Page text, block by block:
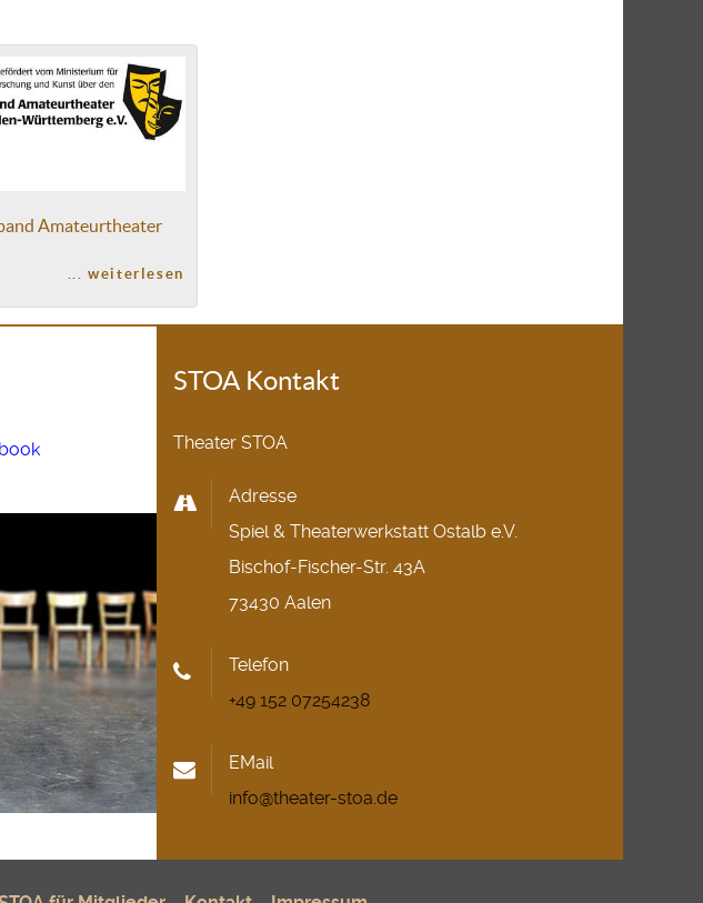
Amateurtheater
... weiterlesen
STOA Kontakt
Theater STOA
Adresse
Spiel & Theaterwerkstatt Ostalb e.V.
Bischof-Fischer-Str. 43A
73430 Aalen
Telefon
+49 152 07254238
EMail
info@theater-stoa.de